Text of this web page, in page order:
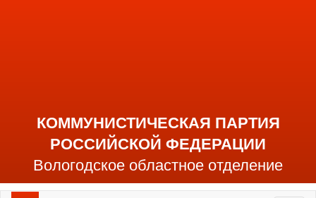
КОММУНИСТИЧЕСКАЯ ПАРТИЯ
РОССИЙСКОЙ ФЕДЕРАЦИИ
Вологодское областное отделение